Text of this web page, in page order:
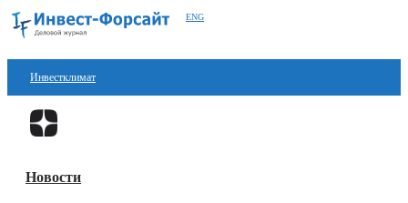
ENG
Инвестклимат
Финансы
Блокчейн
Новости